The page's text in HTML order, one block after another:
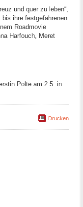
und quer zu leben“,
ihre festgefahrenen
Roadmovie
Harfouch, Meret
Polte am 2.5. in
Drucken